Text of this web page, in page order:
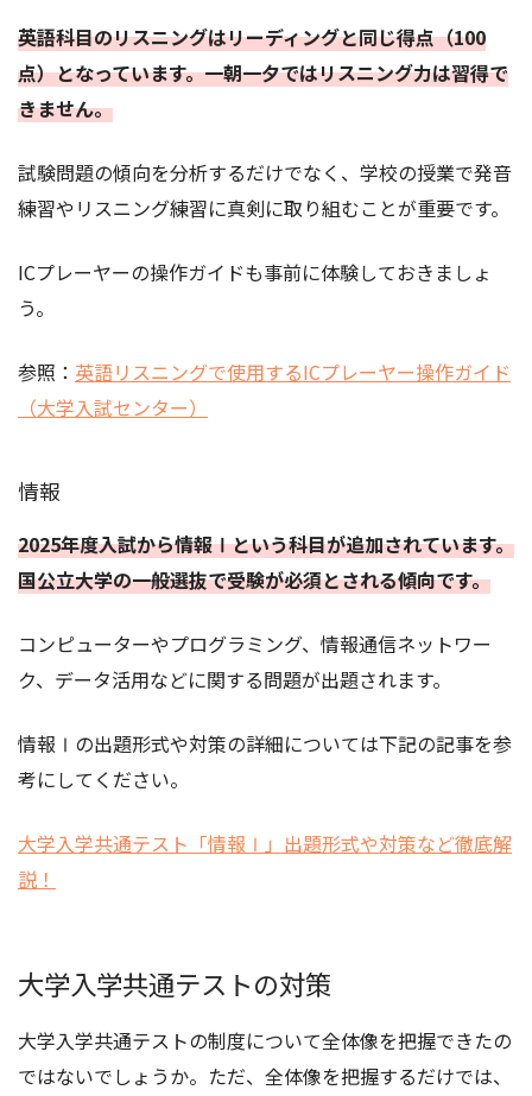
英語科目のリスニングはリーディングと同じ得点（100
点）となっています。一朝一夕ではリスニング力は習得で
きません。
試験問題の傾向を分析するだけでなく、学校の授業で発音
練習やリスニング練習に真剣に取り組むことが重要です。
ICプレーヤーの操作ガイドも事前に体験しておきましょ
う。
参照： 英語リスニングで使用するICプレーヤー操作ガイド
（大学入試センター）
情報
2025年度入試から情報Ⅰという科目が追加されています。
国公立大学の一般選抜で受験が必須とされる傾向です。
コンピューターやプログラミング、情報通信ネットワー
ク、データ活用などに関する問題が出題されます。
情報Ⅰの出題形式や対策の詳細については下記の記事を参
考にしてください。
大学入学共通テスト「情報Ⅰ」出題形式や対策など徹底解
説！
大学入学共通テストの対策
大学入学共通テストの制度について全体像を把握できたの
ではないでしょうか。ただ、全体像を把握するだけでは、